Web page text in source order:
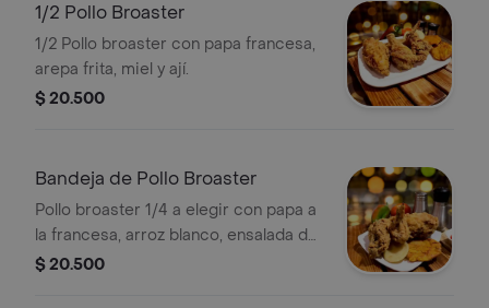
1/2 Pollo Broaster
1/2 Pollo broaster con papa francesa,
arepa frita, miel y ají.
$ 20.500
Bandeja de Pollo Broaster
Pollo broaster 1/4 a elegir con papa a
la francesa, arroz blanco, ensalada del
día y ají de la casa.
$ 20.500